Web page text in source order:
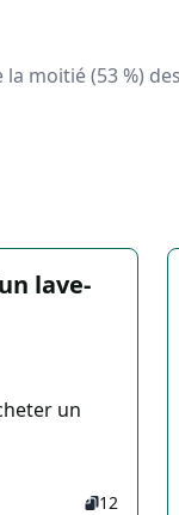
la moitié (53 %)
lave-
un
12